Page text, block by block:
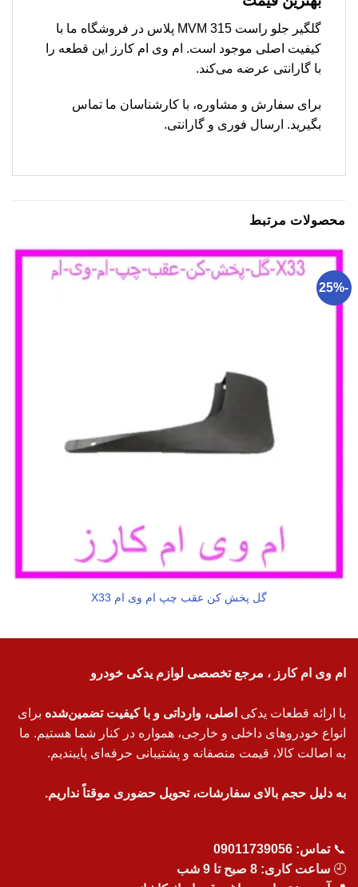
گلگیر جلو راست MVM 315 پلاس در فروشگاه ما با
کیفیت اصلی موجود است. ام وی ام کارز این قطعه را
با گارانتی عرضه می‌کند.
برای سفارش و مشاوره، با کارشناسان ما تماس
بگیرید. ارسال فوری و گارانتی.
محصولات مرتبط
-25%
گل پخش کن عقب چپ ام وی ام X33
ام وی ام کارز ، مرجع تخصصی لوازم یدکی خودرو
با ارائه قطعات یدکی اصلی، وارداتی و با کیفیت تضمین‌شده برای
انواع خودروهای داخلی و خارجی، همواره در کنار شما هستیم. ما
به اصالت کالا، قیمت منصفانه و پشتیبانی حرفه‌ای پایبندیم.
به دلیل حجم بالای سفارشات، تحویل حضوری موقتاً نداریم.
📞تماس: 09011739056
🕘 ساعت کاری: 8 صبح تا 9 شب